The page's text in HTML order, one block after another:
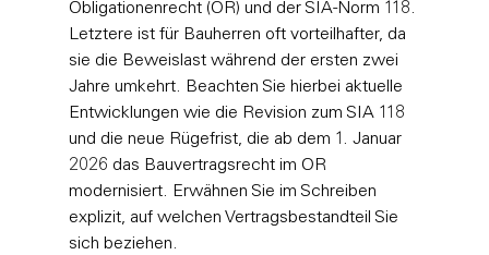
Obligationenrecht (OR) und der SIA-Norm 118.
Letztere ist für Bauherren oft vorteilhafter, da
sie die Beweislast während der ersten zwei
Jahre umkehrt. Beachten Sie hierbei aktuelle
Entwicklungen wie die Revision zum SIA 118
und die neue Rügefrist, die ab dem 1. Januar
2026 das Bauvertragsrecht im OR
modernisiert. Erwähnen Sie im Schreiben
explizit, auf welchen Vertragsbestandteil Sie
sich beziehen.